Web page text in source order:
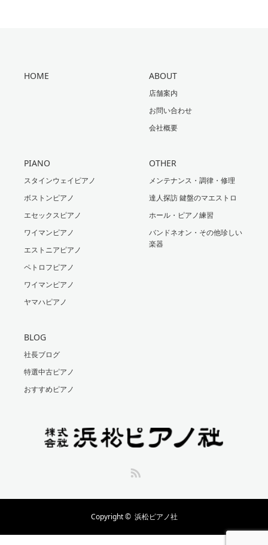
HOME ABOUT
店舗案内
お問い合わせ
会社概要
PIANO
スタインウェイピアノ
ボストンピアノ
エセックスピアノ
ワイマンピアノ
エストニアピアノ
ペトロフピアノ
ワイマンピアノ
ヤマハピアノ
OTHER
メンテナンス・調律・修理
達人探訪 鍵盤のマエストロ
ホール・ピアノ練習
バンドネオン・その他珍しい
楽器
BLOG
社長ブログ
特選中古ピアノ
おすすめピアノ
Copyright © 浜松ピアノ社